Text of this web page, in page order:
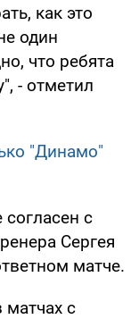
как это
один
что ребята
- отметил
"Динамо"
с
Сергея
матче.
с